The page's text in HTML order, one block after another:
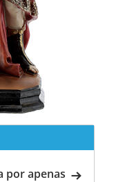
por apenas